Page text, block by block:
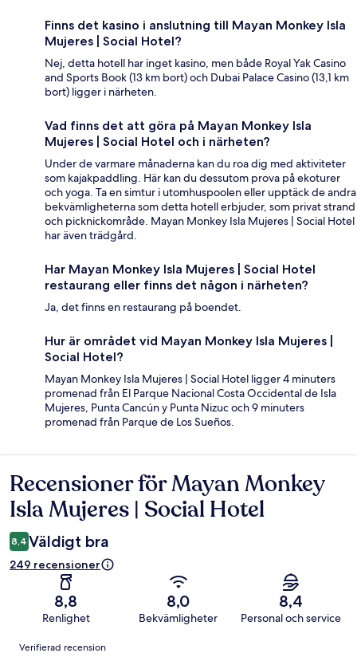
Finns det kasino i anslutning till Mayan Monkey Isla
Mujeres | Social Hotel?
Nej, detta hotell har inget kasino, men både Royal Yak Casino
and Sports Book (13 km bort) och Dubai Palace Casino (13,1 km
bort) ligger i närheten.
Vad finns det att göra på Mayan Monkey Isla
Mujeres | Social Hotel och i närheten?
Under de varmare månaderna kan du roa dig med aktiviteter
som kajakpaddling. Här kan du dessutom prova på ekoturer
och yoga. Ta en simtur i utomhuspoolen eller upptäck de andra
bekvämligheterna som detta hotell erbjuder, som privat strand
och picknickområde. Mayan Monkey Isla Mujeres | Social Hotel
har även trädgård.
Har Mayan Monkey Isla Mujeres | Social Hotel
restaurang eller finns det någon i närheten?
Ja, det finns en restaurang på boendet.
Hur är området vid Mayan Monkey Isla Mujeres |
Social Hotel?
Mayan Monkey Isla Mujeres | Social Hotel ligger 4 minuters
promenad från El Parque Nacional Costa Occidental de Isla
Mujeres, Punta Cancún y Punta Nizuc och 9 minuters
promenad från Parque de Los Sueños.
Recensioner
Recensioner för Mayan Monkey
Isla Mujeres | Social Hotel
8,4 Väldigt bra
249 recensioner
8,8
Renlighet
8,0
Bekvämligheter
8,4
Personal och service
Recensioner
Verifierad recension